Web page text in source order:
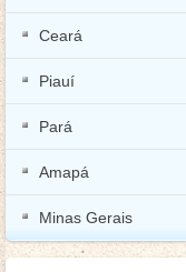
Ceará
Piauí
Pará
Amapá
Minas Gerais